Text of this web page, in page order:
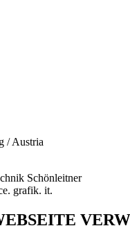
/ Austria
Schönleitner